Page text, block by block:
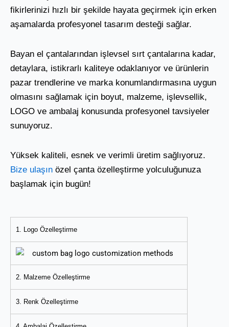
fikirlerinizi hızlı bir şekilde hayata geçirmek için erken
aşamalarda profesyonel tasarım desteği sağlar.
Bayan el çantalarından işlevsel sırt çantalarına kadar,
detaylara, istikrarlı kaliteye odaklanıyor ve ürünlerin
pazar trendlerine ve marka konumlandırmasına uygun
olmasını sağlamak için boyut, malzeme, işlevsellik,
LOGO ve ambalaj konusunda profesyonel tavsiyeler
sunuyoruz.
Yüksek kaliteli, esnek ve verimli üretim sağlıyoruz.
Bize ulaşın özel çanta özelleştirme yolculuğunuza
başlamak için bugün!
1. Logo Özelleştirme
2. Malzeme Özelleştirme
3. Renk Özelleştirme